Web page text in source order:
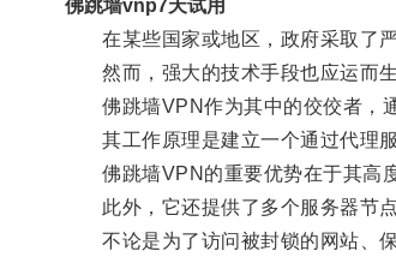
佛跳墙vnp7天试用
在某些国家或地区，政府采取了严
然而，强大的技术手段也应运而生
佛跳墙VPN作为其中的佼佼者，通
其工作原理是建立一个通过代理服
佛跳墙VPN的重要优势在于其高度
此外，它还提供了多个服务器节点
不论是为了访问被封锁的网站、保